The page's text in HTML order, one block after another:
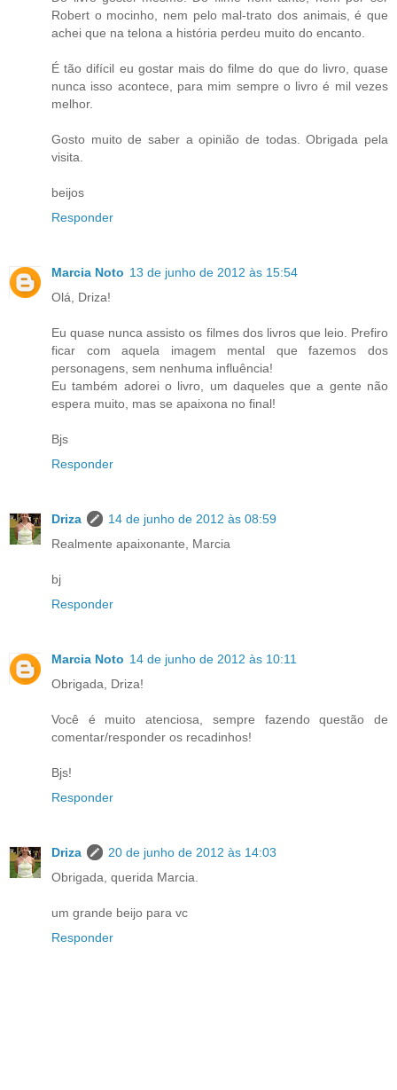
Robert o mocinho, nem pelo mal-trato dos animais, é que
achei que na telona a história perdeu muito do encanto.
É tão difícil eu gostar mais do filme do que do livro, quase
nunca isso acontece, para mim sempre o livro é mil vezes
melhor.
Gosto muito de saber a opinião de todas. Obrigada pela
visita.
beijos
Responder
Marcia Noto 13 de junho de 2012 às 15:54
Olá, Driza!
Eu quase nunca assisto os filmes dos livros que leio. Prefiro
ficar com aquela imagem mental que fazemos dos
personagens, sem nenhuma influência!
Eu também adorei o livro, um daqueles que a gente não
espera muito, mas se apaixona no final!
Bjs
Responder
Driza
14 de junho de 2012 às 08:59
Realmente apaixonante, Marcia
bj
Responder
Marcia Noto 14 de junho de 2012 às 10:11
Obrigada, Driza!
Você é muito atenciosa, sempre fazendo questão de
comentar/responder os recadinhos!
Bjs!
Responder
Driza
20 de junho de 2012 às 14:03
Obrigada, querida Marcia.
um grande beijo para vc
Responder